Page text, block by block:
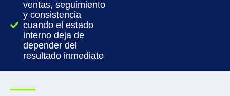
ventas, seguimiento
y consistencia
cuando el estado
interno deja de
depender del
resultado inmediato